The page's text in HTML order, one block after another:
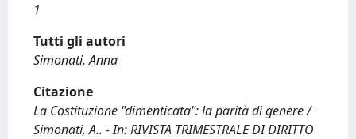
1
Tutti gli autori
Simonati, Anna
Citazione
La Costituzione "dimenticata": la parità di genere /
Simonati, A.. - In: RIVISTA TRIMESTRALE DI DIRITTO